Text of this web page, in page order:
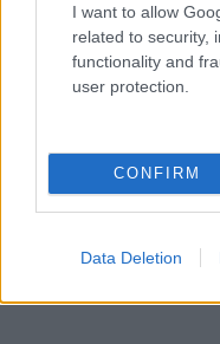
I want to allow
related to security,
functionality and
user protection.
CONFIRM
Data Deletion